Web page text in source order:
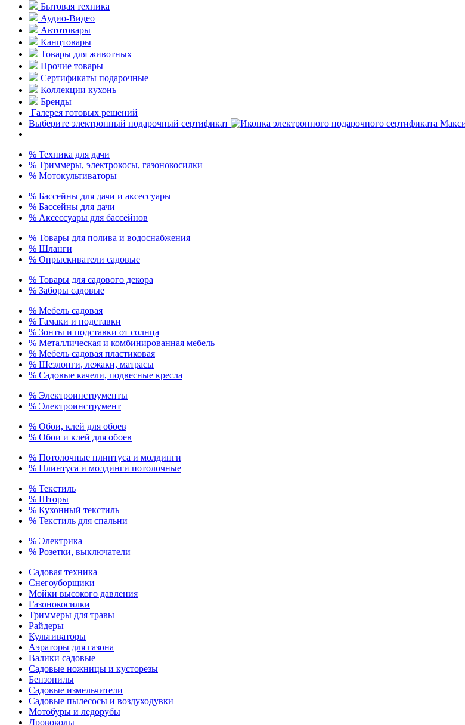
Бытовая техника
Аудио-Видео
Автотовары
Канцтовары
Товары для животных
Прочие товары
Сертификаты подарочные
Коллекции кухонь
Бренды
Галерея готовых решений
Выберите электронный подарочный сертификат
% Техника для дачи
% Триммеры, электрокосы, газонокосилки
% Мотокультиваторы
% Бассейны для дачи и аксессуары
% Бассейны для дачи
% Аксессуары для бассейнов
% Товары для полива и водоснабжения
% Шланги
% Опрыскиватели садовые
% Товары для садового декора
% Заборы садовые
% Мебель садовая
% Гамаки и подставки
% Зонты и подставки от солнца
% Металлическая и комбинированная мебель
% Мебель садовая пластиковая
% Шезлонги, лежаки, матрасы
% Садовые качели, подвесные кресла
% Электроинструменты
% Электроинструмент
% Обои, клей для обоев
% Обои и клей для обоев
% Потолочные плинтуса и молдинги
% Плинтуса и молдинги потолочные
% Текстиль
% Шторы
% Кухонный текстиль
% Текстиль для спальни
% Электрика
% Розетки, выключатели
Садовая техника
Снегоуборщики
Мойки высокого давления
Газонокосилки
Триммеры для травы
Райдеры
Культиваторы
Аэраторы для газона
Валики садовые
Садовые ножницы и кусторезы
Бензопилы
Садовые измельчители
Садовые пылесосы и воздуходувки
Мотобуры и ледорубы
Дровоколы